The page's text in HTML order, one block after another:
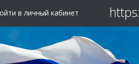
в личный кабинет